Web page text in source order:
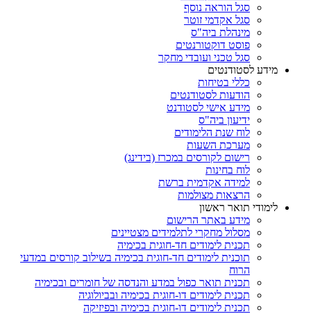
סגל הוראה נוסף
סגל אקדמי זוטר
מינהלת ביה"ס
פוסט דוקטורנטים
סגל טכני ועובדי מחקר
מידע לסטודנטים
כללי בטיחות
הודעות לסטודנטים
מידע אישי לסטודנט
ידיעון ביה"ס
לוח שנת הלימודים
מערכת השעות
רישום לקורסים במכרז (בידינג)
לוח בחינות
למידה אקדמית ברשת
הרצאות מצולמות
לימודי תואר ראשון
מידע באתר הרישום
מסלול מחקרי לתלמידים מצטיינים
תכנית לימודים חד-חוגית בכימיה
תוכנית לימודים חד-חוגית בכימיה בשילוב קורסים במדעי
הרוח
תכנית תואר כפול במדע והנדסה של חומרים ובכימיה
תכנית לימודים דו-חוגית בכימיה ובביולוגיה
תכנית לימודים דו-חוגית בכימיה ובפיזיקה